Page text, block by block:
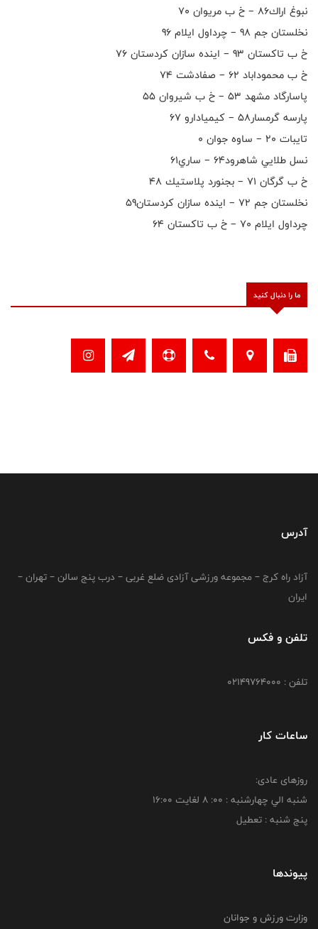
نبوغ اراك٨٦ – خ ب مريوان ٧٠
نخلستان جم ٩٨ – چرداول ايلام ٩٦
خ ب تاكستان ٩٣ – اينده سازان كردستان ٧٦
خ ب محموداباد ٦٢ – صفادشت ٧٤
پاسارگاد مشهد ٥٣ – خ ب شيروان ٥٥
پارسه گرمسار٥٨ – كيميادارو ٦٧
تايبات ٢٠ – ساوه جوان ٠
نسل طلايي شاهرود٦٤ – ساري٦١
خ ب گرگان ٧١ – بجنورد پلاستيك ٤٨
نخلستان جم ٧٢ – اينده سازان كردستان٥٩
چرداول ايلام ٧٠ – خ ب تاكستان ٦٤
ما را دنبال کنید
آدرس
آزاد راه کرج – مجموعه ورزشی آزادی ضلع غربی – درب پنج سالن – تهران –
ایران
تلفن و فکس
تلفن : 02149764000
ساعات کار
روزهای عادی:
شنبه الي چهارشنبه : 00: 8 لغايت 16:00
پنج شنبه : تعطیل
پیوندها
وزارت ورزش و جوانان